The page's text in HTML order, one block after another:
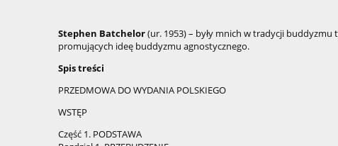
Stephen Batchelor(ur. 1953) – były mnich w tradycji
promujących ideę buddyzmu agnostycznego.
Spis treści
PRZEDMOWA DO WYDANIA POLSKIEGO
WSTĘP
Część 1. PODSTAWA